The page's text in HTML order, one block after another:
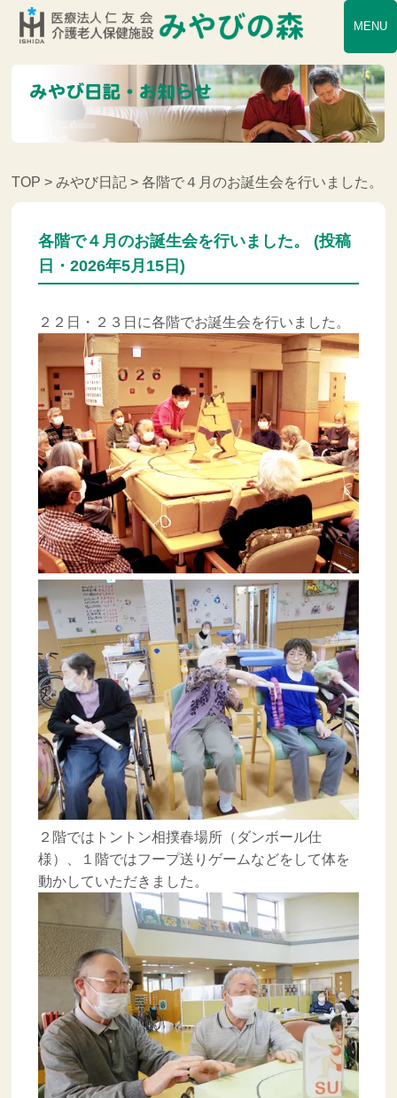
MENU
TOP >みやび日記 > 各階で４月のお誕生会を行いました。
各階で４月のお誕生会を行いました。 (投稿
日・2026年5月15日)
２２日・２３日に各階でお誕生会を行いました。
２階ではトントン相撲春場所（ダンボール仕
様）、１階ではフープ送りゲームなどをして体を
動かしていただきました。